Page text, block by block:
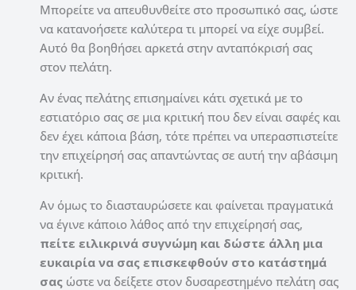
Μπορείτε να απευθυνθείτε στο προσωπικό σας, ώστε
να κατανοήσετε καλύτερα τι μπορεί να είχε συμβεί.
Αυτό θα βοηθήσει αρκετά στην ανταπόκρισή σας
στον πελάτη.
Αν ένας πελάτης επισημαίνει κάτι σχετικά με το
εστιατόριο σας σε μια κριτική που δεν είναι σαφές και
δεν έχει κάποια βάση, τότε πρέπει να υπερασπιστείτε
την επιχείρησή σας απαντώντας σε αυτή την αβάσιμη
κριτική.
Αν όμως το διασταυρώσετε και φαίνεται πραγματικά
να έγινε κάποιο λάθος από την επιχείρησή σας,
πείτε ειλικρινά συγνώμη και δώστε άλλη μια
ευκαιρία να σας επισκεφθούν στο κατάστημά
σας ώστε να δείξετε στον δυσαρεστημένο πελάτη σας